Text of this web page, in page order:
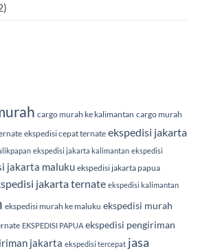
cargo murah ke kalimantan cargo murah
ekspedisi cepat ternate ekspedisi jakarta
ekspedisi jakarta kalimantan ekspedisi
jakarta malukuekspedisi jakarta papua
jakarta ternate ekspedisi kalimantan
ekspedisi murah ke maluku ekspedisi murah
EKSPEDISI PAPUA ekspedisi pengiriman
jakarta ekspedisi tercepat jasa